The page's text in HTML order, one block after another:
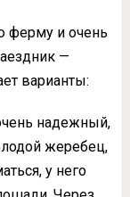
ферму и очень
—
варианты:
надежный,
жеребец,
у него